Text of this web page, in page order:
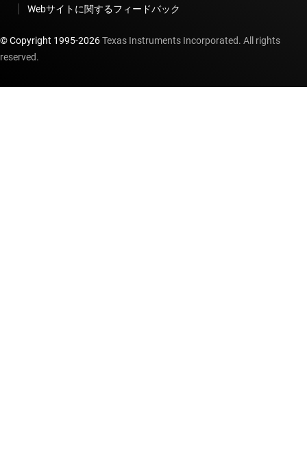
Webサイトに関するフィードバック
© Copyright 1995-2026Texas Instruments Incorporated. All rights
reserved.